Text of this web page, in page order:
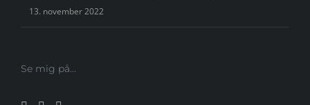
13. november 2022
Se mig på…